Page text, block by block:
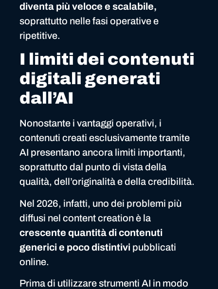
diventa più veloce e scalabile,
soprattutto nelle fasi operative e
ripetitive.
I limiti dei contenuti
digitali generati
dall’AI
Nonostante i vantaggi operativi, i
contenuti creati esclusivamente tramite
AI presentano ancora limiti importanti,
soprattutto dal punto di vista della
qualità, dell’originalità e della credibilità.
Nel 2026, infatti, uno dei problemi più
diffusi nel content creation è la
crescente quantità di contenuti
generici e poco distintivi pubblicati
online.
Prima di utilizzare strumenti AI in modo